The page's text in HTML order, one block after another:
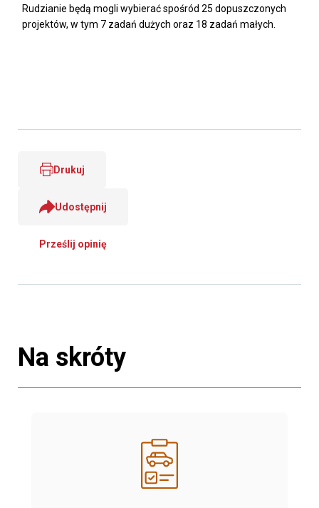
Rudzianie będą mogli wybierać spośród 25 dopuszczonych
projektów, w tym 7 zadań dużych oraz 18 zadań małych.
Drukuj
Udostępnij
Prześlij opinię
Na skróty